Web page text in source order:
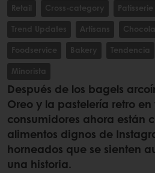
Retail Cross-category Patisserie
Trend Updates
Artisans
Foodservice
Bakery Tendencia
Minorista
Después de los bagels
Oreo y la pastelería retro en
consumidores ahora están
alimentos dignos de
horneados que se sienten
una historia.